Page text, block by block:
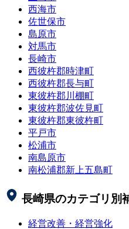
西海市
佐世保市
島原市
対馬市
長崎市
西彼杵郡時津町
西彼杵郡長与町
東彼杵郡川棚町
東彼杵郡波佐見町
東彼杵郡東彼杵町
平戸市
松浦市
南島原市
南松浦郡新上五島町
長崎県のカテゴリ別
経営改善・経営強化